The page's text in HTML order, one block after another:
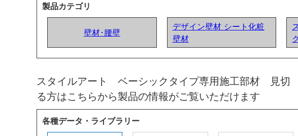
製品カテゴリ
壁材･腰壁
デザイン壁材 シート化粧
壁材
スタイルアート ベーシックタイプ専用施工部材 見切
る方はこちらから製品の情報がご覧いただけます
各種データ・ライブラリー